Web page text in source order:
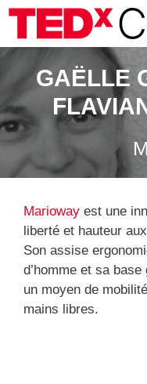
Aller
contenu
GAËLLE
Marioway est une
liberté et hauteur
Son assise
d’homme et sa
un moyen de
mains libres.